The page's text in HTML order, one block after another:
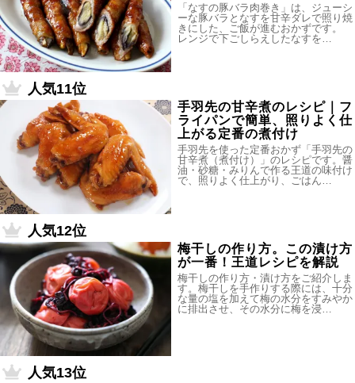
「なすの豚バラ肉巻き」は、ジューシ
ーな豚バラとなすを甘辛ダレで照り焼
きにした、ご飯が進むおかずです。
レンジで下ごしらえしたなすを…
人気11位
手羽先の甘辛煮のレシピ｜フ
ライパンで簡単、照りよく仕
上がる定番の煮付け
手羽先を使った定番おかず「手羽先の
甘辛煮（煮付け）」のレシピです。醤
油・砂糖・みりんで作る王道の味付け
で、照りよく仕上がり、ごはん…
人気12位
梅干しの作り方。この漬け方
が一番！王道レシピを解説
梅干しの作り方・漬け方をご紹介しま
す。梅干しを手作りする際には、十分
な量の塩を加えて梅の水分をすみやか
に排出させ、その水分に梅を浸…
人気13位